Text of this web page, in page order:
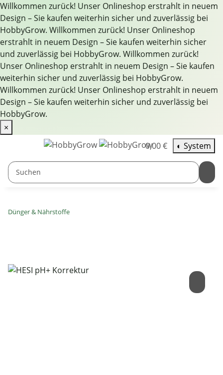
Willkommen zurück! Unser Onlineshop erstrahlt in neuem
Design – Sie kaufen weiterhin sicher und zuverlässig bei
HobbyGrow. Willkommen zurück! Unser Onlineshop
erstrahlt in neuem Design – Sie kaufen weiterhin sicher
und zuverlässig bei HobbyGrow. Willkommen zurück!
Unser Onlineshop erstrahlt in neuem Design – Sie kaufen
weiterhin sicher und zuverlässig bei HobbyGrow.
Willkommen zurück! Unser Onlineshop erstrahlt in neuem
Design – Sie kaufen weiterhin sicher und zuverlässig bei
HobbyGrow.
×
0,00 €
◐ System
Dünger & Nährstoffe